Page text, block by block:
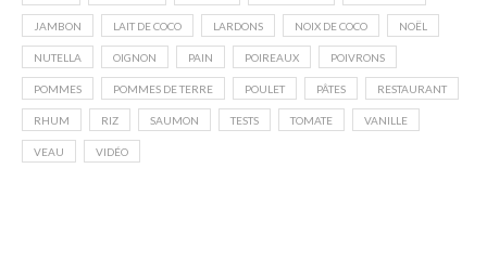
JAMBON LAIT DE COCO LARDONS NOIX DE COCO NOËL
NUTELLA OIGNON PAIN POIREAUX POIVRONS
POMMES POMMES DE TERRE POULET PÂTES RESTAURANT
RHUM RIZ SAUMON TESTS TOMATE VANILLE
VEAU VIDÉO